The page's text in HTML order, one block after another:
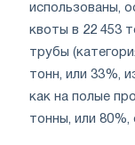
использованы,
квоты в 22 453
трубы
тонн, или 33%,
как на полые
тонны, или 80%,